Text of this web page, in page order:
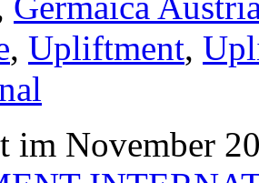
, Upliftment,
im November